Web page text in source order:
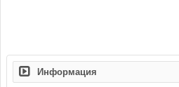
Информация